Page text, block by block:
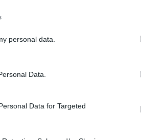
personal data.
Data.
Data for Targeted
άμεσα την
το
τέλος στην
κάθετη δομή για
4QHXNDNxCt